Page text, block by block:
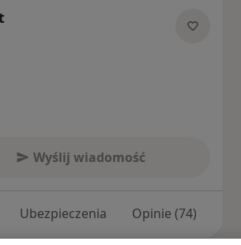
Wyślij wiadomość
Ubezpieczenia Opinie (74)